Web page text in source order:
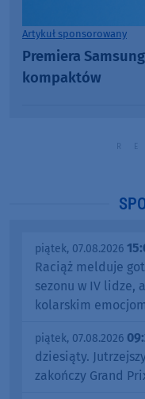
Artykuł sponsorowany
Premiera
kompaktów
piątek, 07.08.2026
Raciąż melduje
sezonu w IV lidze,
kolarskim
piątek, 07.08.2026
dziesiąty.
zakończy Grand